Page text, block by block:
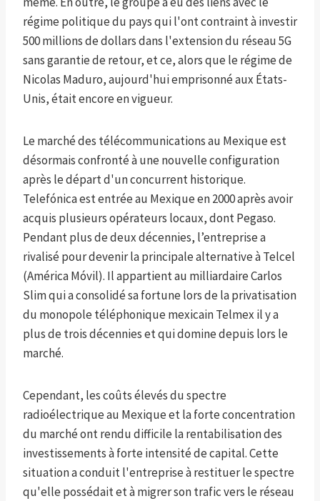
régime politique du pays qui l'ont contraint à investir
500 millions de dollars dans l'extension du réseau 5G
sans garantie de retour, et ce, alors que le régime de
Nicolas Maduro, aujourd'hui emprisonné aux États-
Unis, était encore en vigueur.
Le marché des télécommunications au Mexique est
désormais confronté à une nouvelle configuration
après le départ d'un concurrent historique.
Telefónica est entrée au Mexique en 2000 après avoir
acquis plusieurs opérateurs locaux, dont Pegaso.
Pendant plus de deux décennies, l’entreprise a
rivalisé pour devenir la principale alternative à Telcel
(América Móvil). Il appartient au milliardaire Carlos
Slim qui a consolidé sa fortune lors de la privatisation
du monopole téléphonique mexicain Telmex il y a
plus de trois décennies et qui domine depuis lors le
marché.
Cependant, les coûts élevés du spectre
radioélectrique au Mexique et la forte concentration
du marché ont rendu difficile la rentabilisation des
investissements à forte intensité de capital. Cette
situation a conduit l'entreprise à restituer le spectre
qu'elle possédait et à migrer son trafic vers le réseau